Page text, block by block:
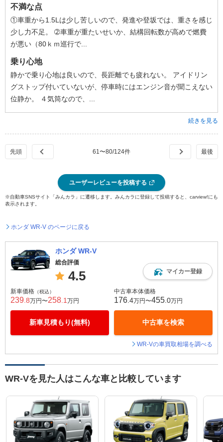
不満な点
①車重から1.5Lは少し苦しいので、発進や登坂では、重さを感じ
少し力不足。 ➁車重が重たいせいか、結構回転数が高めで燃費
が悪い（80ｋｍ巡行で...
乗り心地
静かで乗り心地は良いので、長距離でも疲れない。 アイドリン
グストップ付いていないが、停車時にはエンジン音が聞こえない
位静か。 ４気筒なので、...
続きを見る
61 〜80/124件
ユーザーレビューを投稿する
※自動車SNSサイト「みんカラ」に遷移します。みんカラに登録して投稿すると、carview!にも
表示されます。
ホンダ WR-V のページに戻る
ホンダ WR-V
総合評価
4.5 マイカー登録
新車価格 （税込）
239 .8万円〜258 .1 万円
新車見積もり(無料)
中古車本体価格
176 .4万円〜455 .0万円
中古車を検索
WR-Vの車買取相場を調べる
WR-Vを見た人はこんな車と比較しています